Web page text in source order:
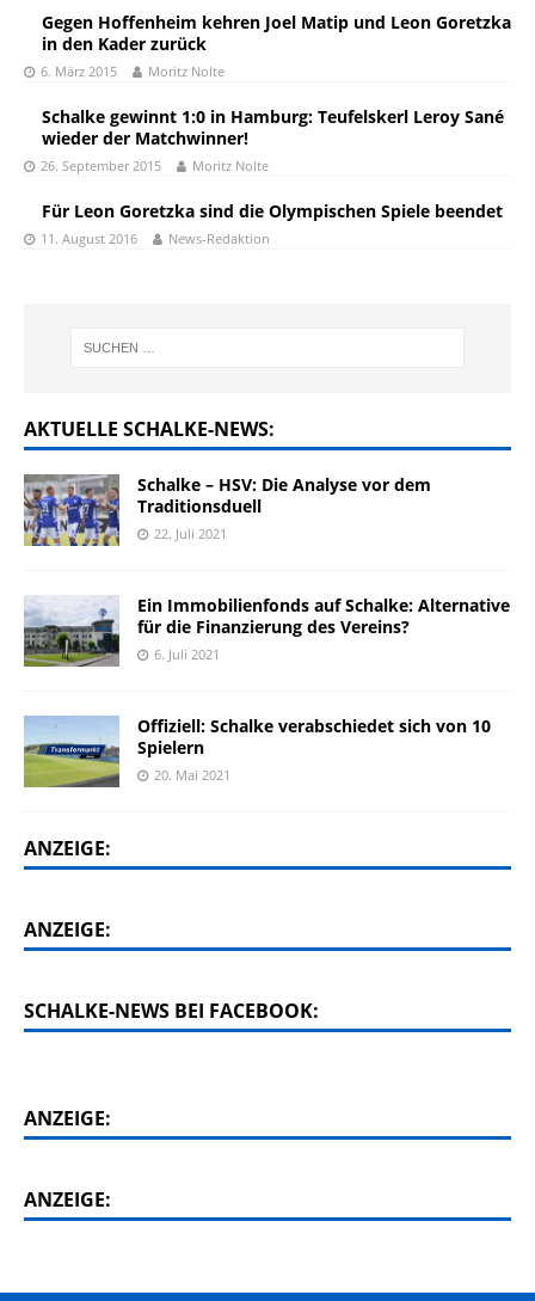
Gegen Hoffenheim kehren Joel Matip und Leon Goretzka
in den Kader zurück
6. März 2015 Moritz Nolte
Schalke gewinnt 1:0 in Hamburg: Teufelskerl Leroy Sané
wieder der Matchwinner!
26. September 2015 Moritz Nolte
Für Leon Goretzka sind die Olympischen Spiele beendet
11. August 2016 News-Redaktion
AKTUELLE SCHALKE-NEWS:
Schalke – HSV: Die Analyse vor dem
Traditionsduell
22. Juli 2021
Ein Immobilienfonds auf Schalke: Alternative
für die Finanzierung des Vereins?
6. Juli 2021
Offiziell: Schalke verabschiedet sich von 10
Spielern
20. Mai 2021
ANZEIGE:
ANZEIGE:
SCHALKE-NEWS BEI FACEBOOK:
ANZEIGE:
ANZEIGE: